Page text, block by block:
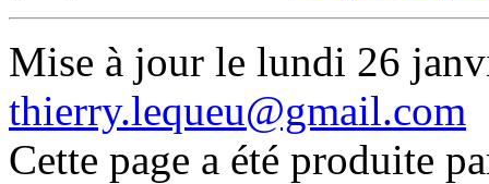
Mise à jour le lundi 26
thierry.lequeu@gmail.com
Cette page a été produite